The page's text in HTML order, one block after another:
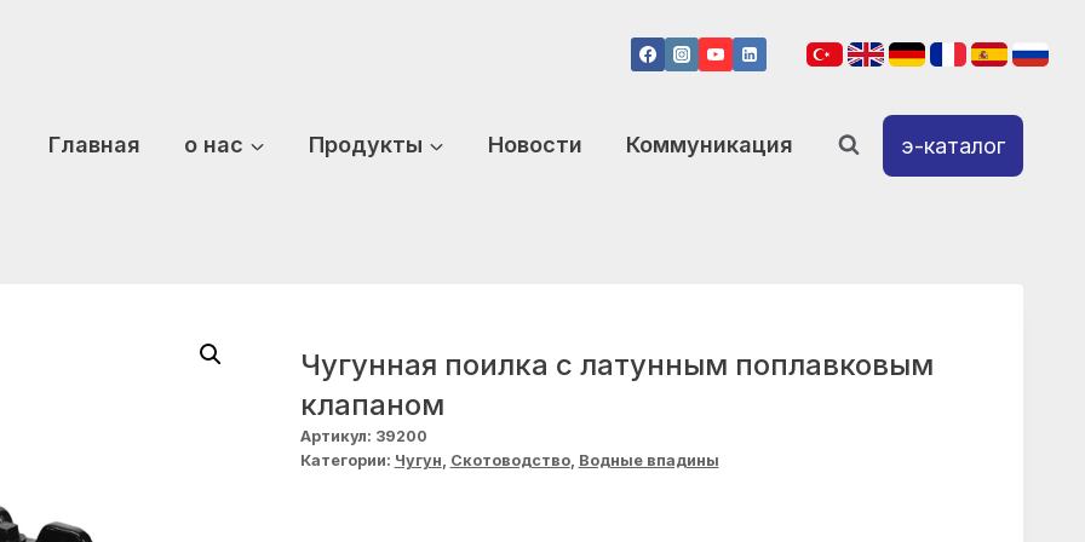
Главная о нас Продукты Новости Коммуникация э-каталог
Чугунная поилка с латунным поплавковым
клапаном
Артикул: 39200
Категории: Чугун, Скотоводство, Водные впадины